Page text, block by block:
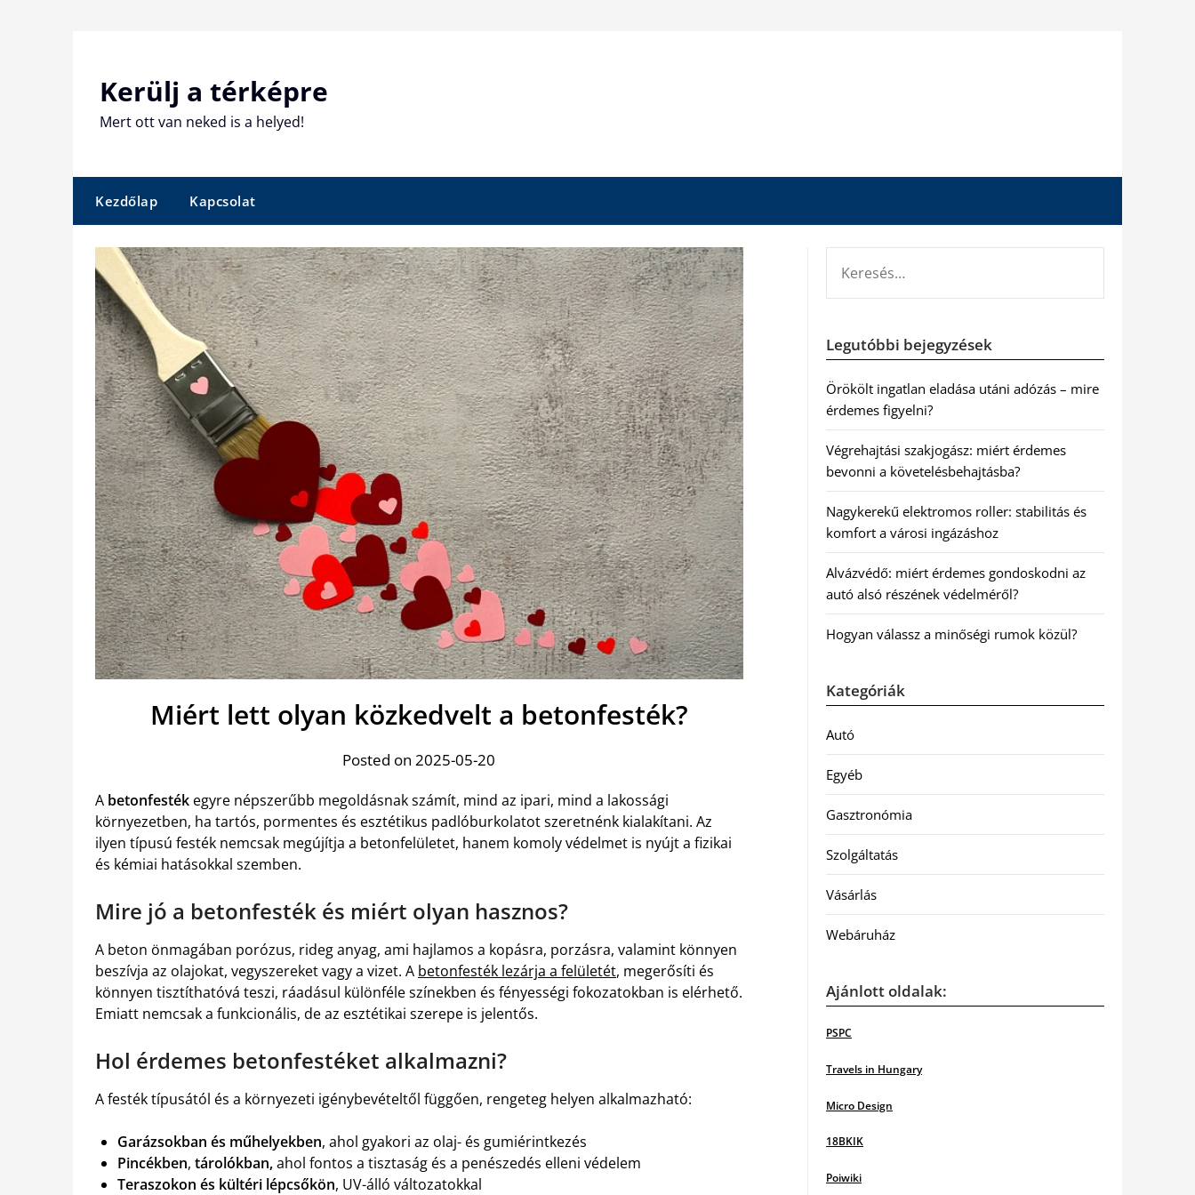
Kerülj a térképre
Mert ott van neked is a helyed!
Kezdőlap Kapcsolat
Miért lett olyan közkedvelt a betonfesték?
Posted on 2025-05-20
A betonfesték egyre népszerűbb megoldásnak számít, mind az ipari, mind a lakossági
környezetben, ha tartós, pormentes és esztétikus padlóburkolatot szeretnénk kialakítani. Az
ilyen típusú festék nemcsak megújítja a betonfelületet, hanem komoly védelmet is nyújt a fizikai
és kémiai hatásokkal szemben.
Mire jó a betonfesték és miért olyan hasznos?
A beton önmagában porózus, rideg anyag, ami hajlamos a kopásra, porzásra, valamint könnyen
beszívja az olajokat, vegyszereket vagy a vizet. A betonfesték lezárja a felületét, megerősíti és
könnyen tisztíthatóvá teszi, ráadásul különféle színekben és fényességi fokozatokban is elérhető.
Emiatt nemcsak a funkcionális, de az esztétikai szerepe is jelentős.
Hol érdemes betonfestéket alkalmazni?
A festék típusától és a környezeti igénybevételtől függően, rengeteg helyen alkalmazható:
Garázsokban és műhelyekben, ahol gyakori az olaj- és gumiérintkezés
Pincékben, tárolókban,ahol fontos a tisztaság és a penészedés elleni védelem
Teraszokon és kültéri lépcsőkön, UV-álló változatokkal
Legutóbbi bejegyzések
Örökölt ingatlan eladása utáni adózás – mire
érdemes figyelni?
Végrehajtási szakjogász: miért érdemes
bevonni a követelésbehajtásba?
Nagykerekű elektromos roller: stabilitás és
komfort a városi ingázáshoz
Alvázvédő: miért érdemes gondoskodni az
autó alsó részének védelméről?
Hogyan válassz a minőségi rumok közül?
Kategóriák
Autó
Egyéb
Gasztronómia
Szolgáltatás
Vásárlás
Webáruház
Ajánlott oldalak:
PSPC
Travels in Hungary
Micro Design
18BKIK
Poiwiki